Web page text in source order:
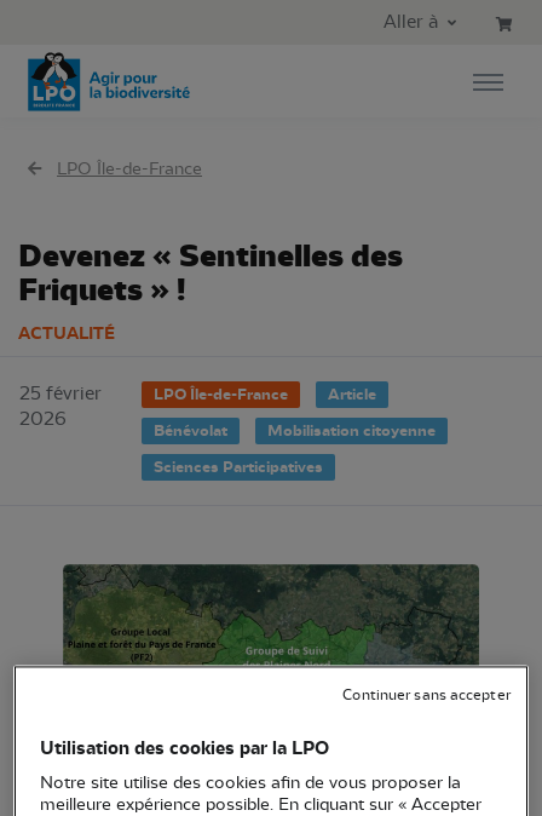
Aller au menu principal
Aller à
LPO Île-de-France
Devenez « Sentinelles des
Friquets » !
ACTUALITÉ
25 février
2026
LPO Île-de-France
Article
Bénévolat
Mobilisation citoyenne
Sciences Participatives
Utilisation des cookies par la LPO
Notre site utilise des cookies afin de vous proposer la
meilleure expérience possible. En cliquant sur « Accepter
Continuer sans accepter